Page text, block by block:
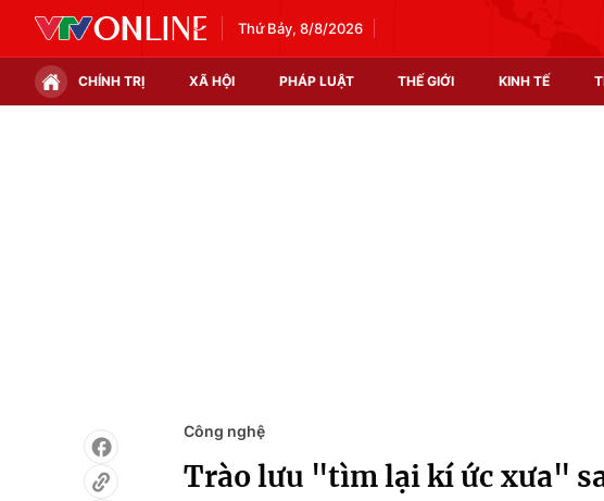
Thứ Bảy, 8/8/2026
CHÍNH TRỊ XÃ HỘI PHÁP LUẬT THẾ GIỚI KINH TẾ
Công nghệ
Trào lưu "tìm lại kí ức xưa"